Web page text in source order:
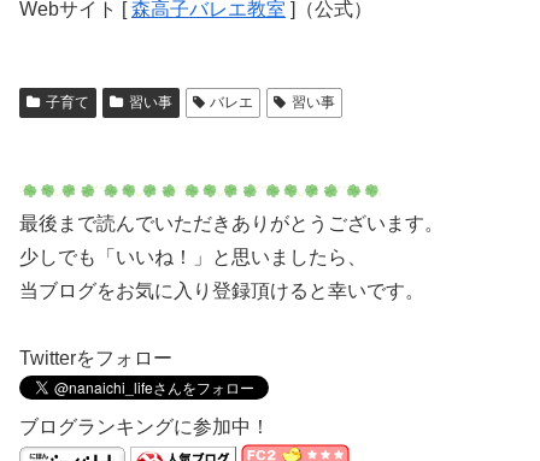
Webサイト [森高子バレエ教室 ]（公式）
子育て 習い事 バレエ 習い事
最後まで読んでいただきありがとうございます。
少しでも「いいね！」と思いましたら、
当ブログをお気に入り登録頂けると幸いです。
Twitterをフォロー
ブログランキングに参加中！